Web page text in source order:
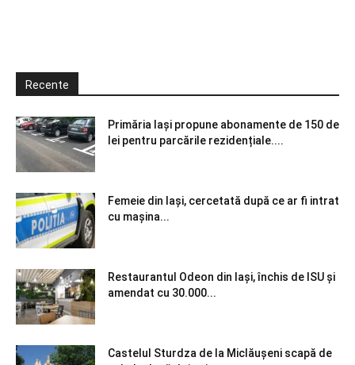
Recente
Primăria Iași propune abonamente de 150 de
lei pentru parcările rezidențiale....
Femeie din Iași, cercetată după ce ar fi intrat
cu mașina...
Restaurantul Odeon din Iași, închis de ISU și
amendat cu 30.000...
Castelul Sturdza de la Miclăușeni scapă de